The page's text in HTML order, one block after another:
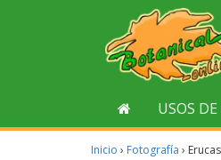
USOS
Inicio › Fotografía ›